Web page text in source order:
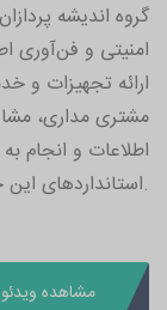
امنیتی و فن‌آوری
ارائه تجهیزات و
مشتری مداری،
اطلاعات و انجام
.استانداردهای
مشاهده ویدئو